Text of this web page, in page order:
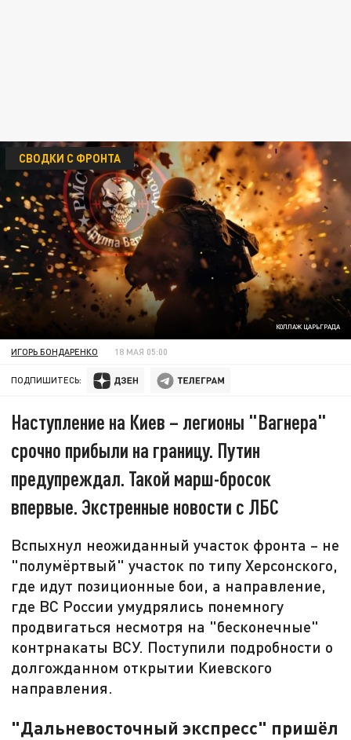
КОЛЛАЖ ЦАРЬГРАДА
СВОДКИ С ФРОНТА
ИГОРЬ БОНДАРЕНКО 18 МАЯ 05:00
ПОДПИШИТЕСЬ:
Наступление на Киев – легионы "Вагнера"
срочно прибыли на границу. Путин
предупреждал. Такой марш-бросок
впервые. Экстренные новости с ЛБС
Вспыхнул неожиданный участок фронта – не
"полумёртвый" участок по типу Херсонского,
где идут позиционные бои, а направление,
где ВС России умудрялись понемногу
продвигаться несмотря на "бесконечные"
контрнакаты ВСУ. Поступили подробности о
долгожданном открытии Киевского
направления.
"Дальневосточный экспресс" пришёл